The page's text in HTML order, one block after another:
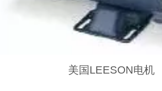
美国LEESON电机